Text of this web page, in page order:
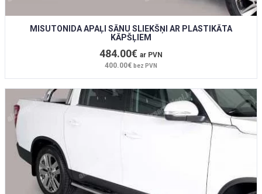
MISUTONIDA APAĻI SĀNU SLIEKŠŅI AR PLASTIKĀTA
KĀPŠĻIEM
484.00€ ar PVN
400.00€ bez PVN